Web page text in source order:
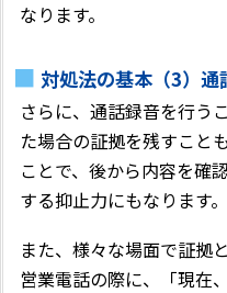
なります。
対処法の基本（3）通
さらに、通話録音を行う
た場合の証拠を残すこと
ことで、後から内容を確
する抑止力にもなります。
また、様々な場面で証拠
営業電話の際に、「現在